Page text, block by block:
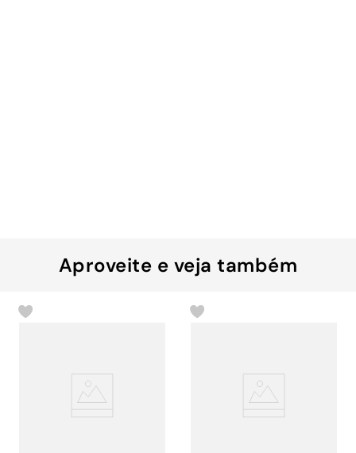
Aproveite e veja também